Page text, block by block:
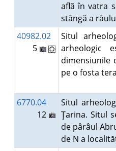
află în vatra
stângă a
40982.02
5
Situl
arheologic
dimensiunile
pe o fosta
6770.04
12
Situl
Ţarina. Situl
de pârâul
de N a